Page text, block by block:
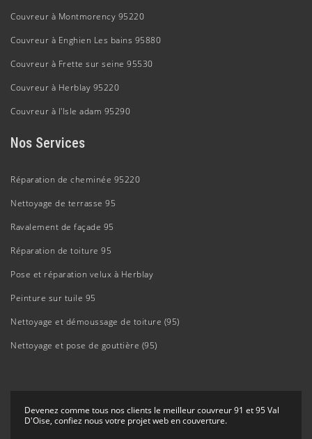
Couvreur à Montmorency 95220
Couvreur à Enghien Les bains 95880
Couvreur à Frette sur seine 95530
Couvreur à Herblay 95220
Couvreur à l'Isle adam 95290
Nos Services
Réparation de cheminée 95220
Nettoyage de terrasse 95
Ravalement de façade 95
Réparation de toiture 95
Pose et réparation velux à Herblay
Peinture sur tuile 95
Nettoyage et démoussage de toiture (95)
Nettoyage et pose de gouttière (95)
Devenez comme tous nos clients le meilleur couvreur 91 et 95 Val
D'Oise, confiez nous votre projet web en couverture.